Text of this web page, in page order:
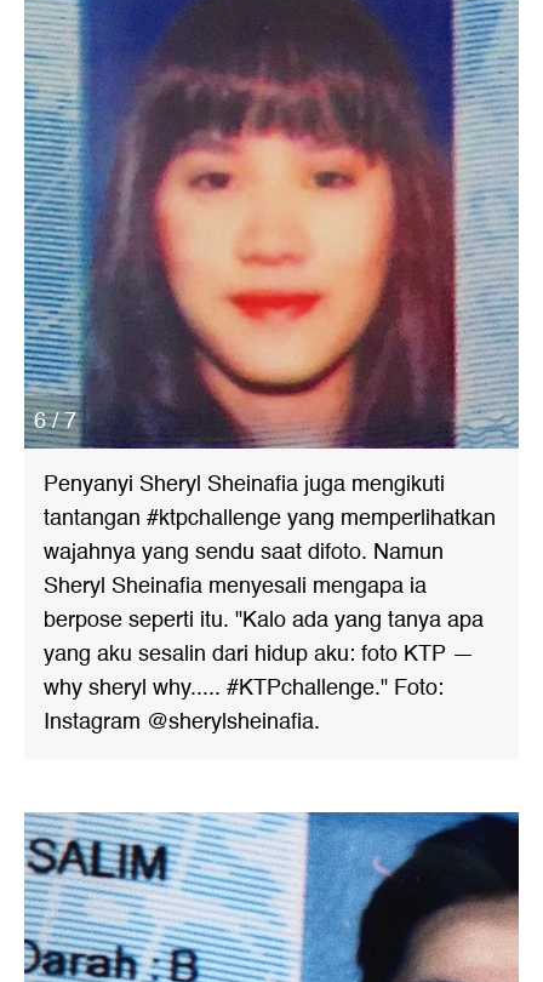
6 / 7
Penyanyi Sheryl Sheinafia juga mengikuti
tantangan #ktpchallenge yang memperlihatkan
wajahnya yang sendu saat difoto. Namun
Sheryl Sheinafia menyesali mengapa ia
berpose seperti itu. "Kalo ada yang tanya apa
yang aku sesalin dari hidup aku: foto KTP —
why sheryl why..... #KTPchallenge." Foto:
Instagram @sherylsheinafia.